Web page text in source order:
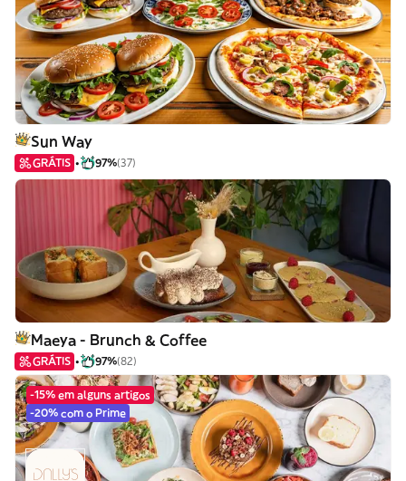
Sun Way
GRÁTIS 97%(37)
Maeya - Brunch & Coffee
GRÁTIS 97%(82)
-15% em alguns artigos
-20% com o Prime